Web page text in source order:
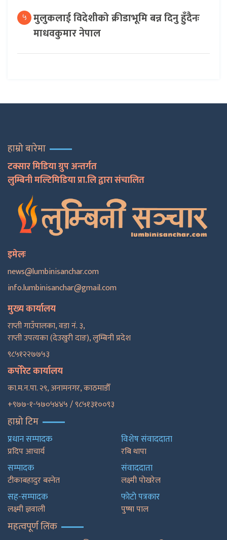
५ मुलुकलाई विदेशीको क्रीडाभूमि बन्न दिनु हुँदैनः
माधवकुमार नेपाल
हाम्रो बारेमा
टक्सार मिडिया ग्रुप अन्तर्गत
लुम्बिनी मल्टिमिडिया प्रा.लि द्वारा संचालित
इमेलः
news@lumbinisanchar.com
info.lumbinisanchar@gmail.com
मुख्य कार्यालय
राप्ती गाउँपालका, वडा नं. ३,
राप्ती उपत्यका (देउखुरी दाङ), लुम्बिनी प्रदेश
९८५१२२७७५३
कर्पोरेट कार्यालय
का.म.न.पा. २९, अनामनगर, काठमाडाैँ
+९७७-१-५७०५४४५ / ९८५१३१००९३
हाम्रो टिम
प्रधान सम्पादक
प्रदिप आचार्य
सम्पादक
टीकाबहादुर बस्नेत
सह-सम्पादक
लक्ष्मी ज्ञवाली
विशेष संवाददाता
रबि थापा
संवाददाता
लक्ष्मी पोखरेल
फाेटाे पत्रकार
पुष्षा पाल
महत्वपूर्ण लिंक